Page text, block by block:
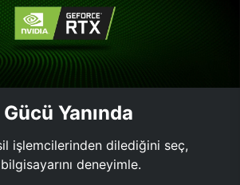
Yanında
işlemcilerinden dilediğini seç,
deneyimle.